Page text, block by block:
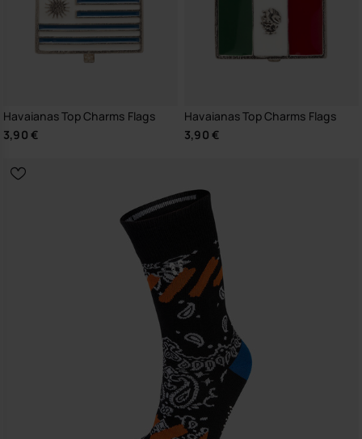
Havaianas Top Charms Flags
3,90 €
Havaianas Top Charms Flags
3,90 €